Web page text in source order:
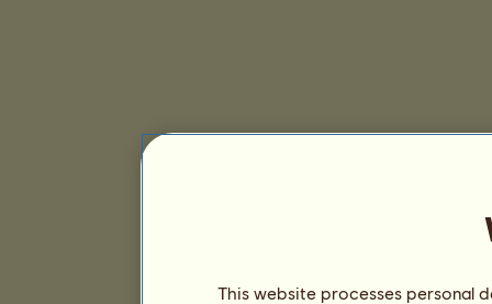
This website processes personal